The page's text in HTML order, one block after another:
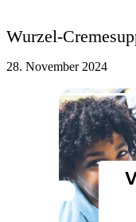
Wurzel-
28. November 2024